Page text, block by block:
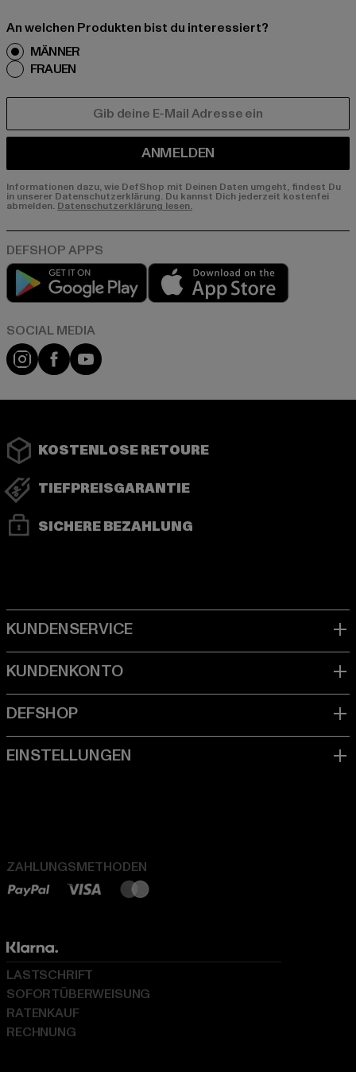
An welchen Produkten bist du interessiert?
MÄNNER
FRAUEN
ANMELDEN
Informationen dazu, wie DefShop mit Deinen Daten umgeht, findest Du
in unserer Datenschutzerklärung. Du kannst Dich jederzeit kostenfei
abmelden. Datenschutzerklärung lesen.
Play market
Instagram
FacebookYouTube
KOSTENLOSE RETOURE
TIEFPREISGARANTIE
SICHERE BEZAHLUNG
ZAHLUNGSMETHODEN
LASTSCHRIFT
SOFORTÜBERWEISUNG
RATENKAUF
RECHNUNG